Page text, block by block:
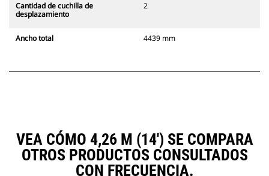
Cantidad de cuchilla de
desplazamiento
2
Ancho total 4439 mm
VEA CÓMO 4,26 M (14') SE COMPARA
OTROS PRODUCTOS CONSULTADOS
CON FRECUENCIA.